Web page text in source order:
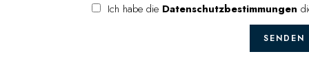
Ich habe die Datenschutzbestimmungen
SENDEN